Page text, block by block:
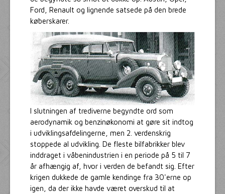
Ford, Renault og lignende satsede på den brede
køberskarer.
I slutningen af trediverne begyndte ord som
aerodynamik og benzinøkonomi at gøre sit indtog
i udviklingsafdelingerne, men 2. verdenskrig
stoppede al udvikling. De fleste bilfabrikker blev
inddraget i våbenindustrien i en periode på 5 til 7
år afhængig af, hvor i verden de befandt sig. Efter
krigen dukkede de gamle kendinge fra 30'erne op
igen, da der ikke havde været overskud til at